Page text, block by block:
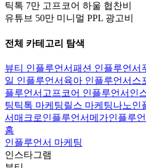
틱톡 7만 고프코어 하울 협찬비
유튜브 50만 미니멀 PPL 광고비
전체 카테고리 탐색
뷰티 인플루언서패션 인플루언서
일 인플루언서 육아 인플루언서 스
플루언서 고프코어 인플루언서 인
팅틱톡 마케팅 릴스 마케팅나노인
서 매크로인플루언서 메가인플루
홈
인플루언서 마케팅
인스타그램